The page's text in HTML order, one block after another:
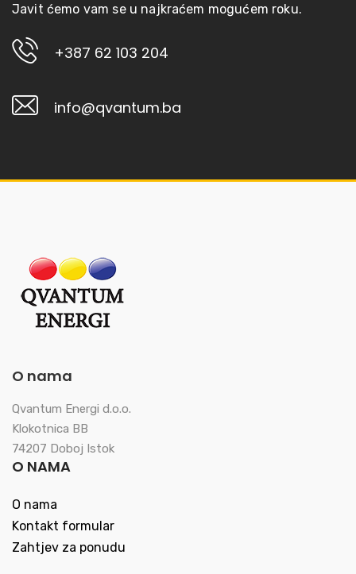
Javit ćemo vam se u najkraćem mogućem roku.
+387 62 103 204
info@qvantum.ba
O nama
Qvantum Energi d.o.o.
Klokotnica BB
74207 Doboj Istok
O NAMA
O nama
Kontakt formular
Zahtjev za ponudu